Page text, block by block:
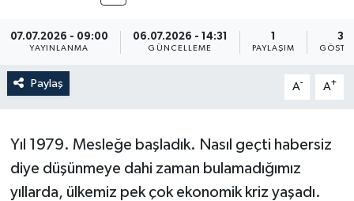
07.07.2026 - 09:00
YAYINLANMA
06.07.2026 - 14:31
GÜNCELLEME
1
PAYLAŞIM
32
Paylaş A- A+
Yıl 1979. Mesleğe başladık. Nasıl geçti habersiz
diye düşünmeye dahi zaman bulamadığımız
yıllarda, ülkemiz pek çok ekonomik kriz yaşadı.
Son Dakika Haberleri
Haber Arşivi